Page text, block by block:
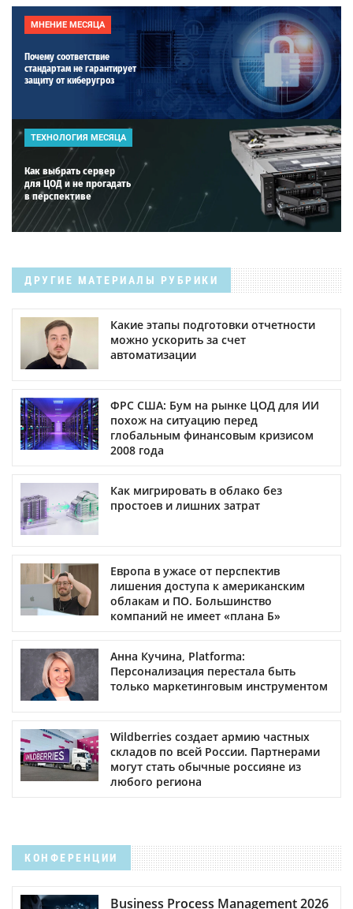
МНЕНИЕ МЕСЯЦА
Почему соответствие
стандартам не гарантирует
защиту от киберугроз
ТЕХНОЛОГИЯ МЕСЯЦА
Как выбрать сервер
для ЦОД и не прогадать
в перспективе
ДРУГИЕ МАТЕРИАЛЫ РУБРИКИ
Какие этапы подготовки отчетности
можно ускорить за счет
автоматизации
ФРС США: Бум на рынке ЦОД для ИИ
похож на ситуацию перед
глобальным финансовым кризисом
2008 года
Как мигрировать в облако без
простоев и лишних затрат
Европа в ужасе от перспектив
лишения доступа к американским
облакам и ПО. Большинство
компаний не имеет «плана Б»
Анна Кучина, Platforma:
Персонализация перестала быть
только маркетинговым инструментом
Wildberries создает армию частных
складов по всей России. Партнерами
могут стать обычные россияне из
любого региона
КОНФЕРЕНЦИИ
Business Process Management 2026